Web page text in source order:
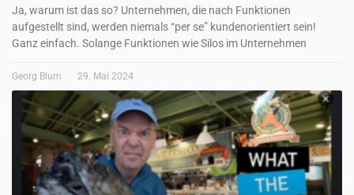
Ja, warum ist das so? Unternehmen, die nach Funktionen
aufgestellt sind, werden niemals “per se” kundenorientiert sein!
Ganz einfach. Solange Funktionen wie Silos im Unternehmen
Georg Blum 29. Mai 2024